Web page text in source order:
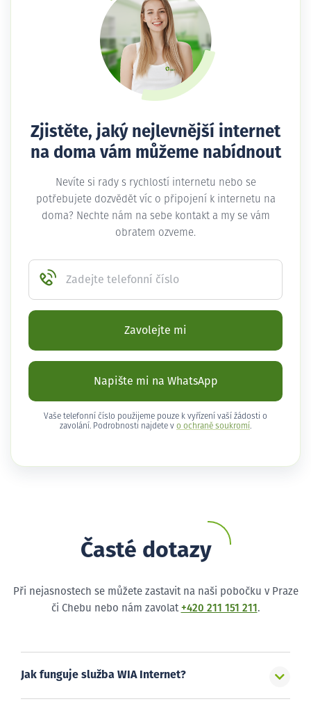
Zjistěte, jaký nejlevnější internet
na doma vám můžeme nabídnout
Nevíte si rady s rychlostí internetu nebo se
potřebujete dozvědět víc o připojení k internetu na
doma? Nechte nám na sebe kontakt a my se vám
obratem ozveme.
Zadejte telefonní číslo
Zavolejte mi
Napište mi na WhatsApp
Vaše telefonní číslo použijeme pouze k vyřízení vaší žádosti o
zavolání. Podrobnosti najdete v o ochraně soukromí .
Časté dotazy
Při nejasnostech se můžete zastavit na naši pobočku v Praze
či Chebu nebo nám zavolat +420 211 151 211 .
Jak funguje služba WIA Internet?